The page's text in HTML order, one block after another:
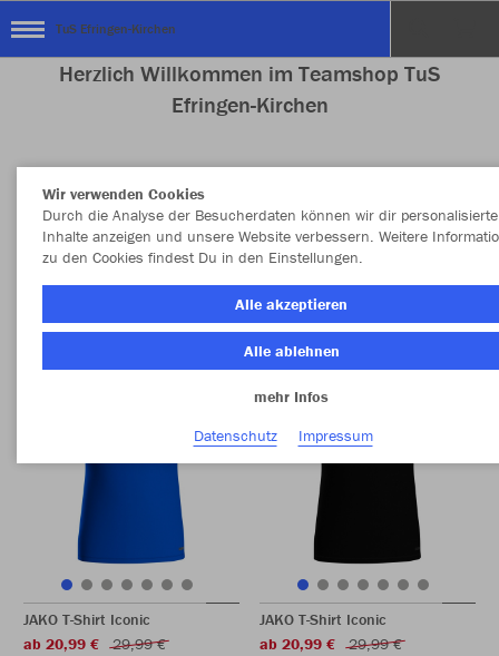
TuS Efringen-Kirchen
Herzlich Willkommen im Teamshop TuS
Efringen-Kirchen
Nachhaltig Farbe
JAKO T-Shirt Iconic
ab 20,99 €
29,99 €
JAKO T-Shirt Iconic
ab 20,99 €
29,99 €
Wir verwenden Cookies
Durch die Analyse der Besucherdaten können wir dir personalisierte
Inhalte anzeigen und unsere Website verbessern. Weitere
zu den Cookies findest Du in den Einstellungen.
Alle akzeptieren
Alle ablehnen
mehr Infos
Datenschutz
Impressum